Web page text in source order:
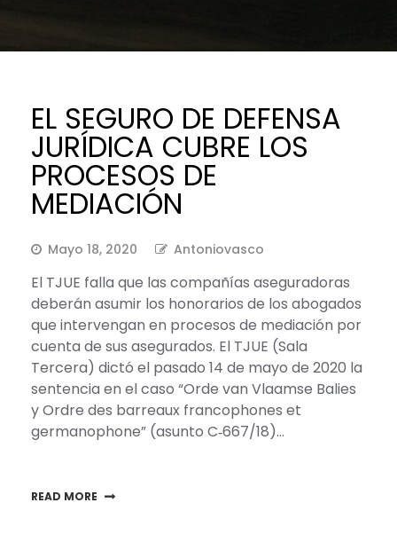
EL SEGURO DE DEFENSA
JURÍDICA CUBRE LOS
PROCESOS DE
MEDIACIÓN
Mayo 18, 2020 Antoniovasco
El TJUE falla que las compañías aseguradoras
deberán asumir los honorarios de los abogados
que intervengan en procesos de mediación por
cuenta de sus asegurados. El TJUE (Sala
Tercera) dictó el pasado 14 de mayo de 2020 la
sentencia en el caso “Orde van Vlaamse Balies
y Ordre des barreaux francophones et
germanophone” (asunto C‑667/18)…
READ MORE